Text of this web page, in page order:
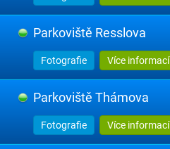
Parkoviště Resslova
Fotografie Více informací
Parkoviště Thámova
Fotografie Více informací